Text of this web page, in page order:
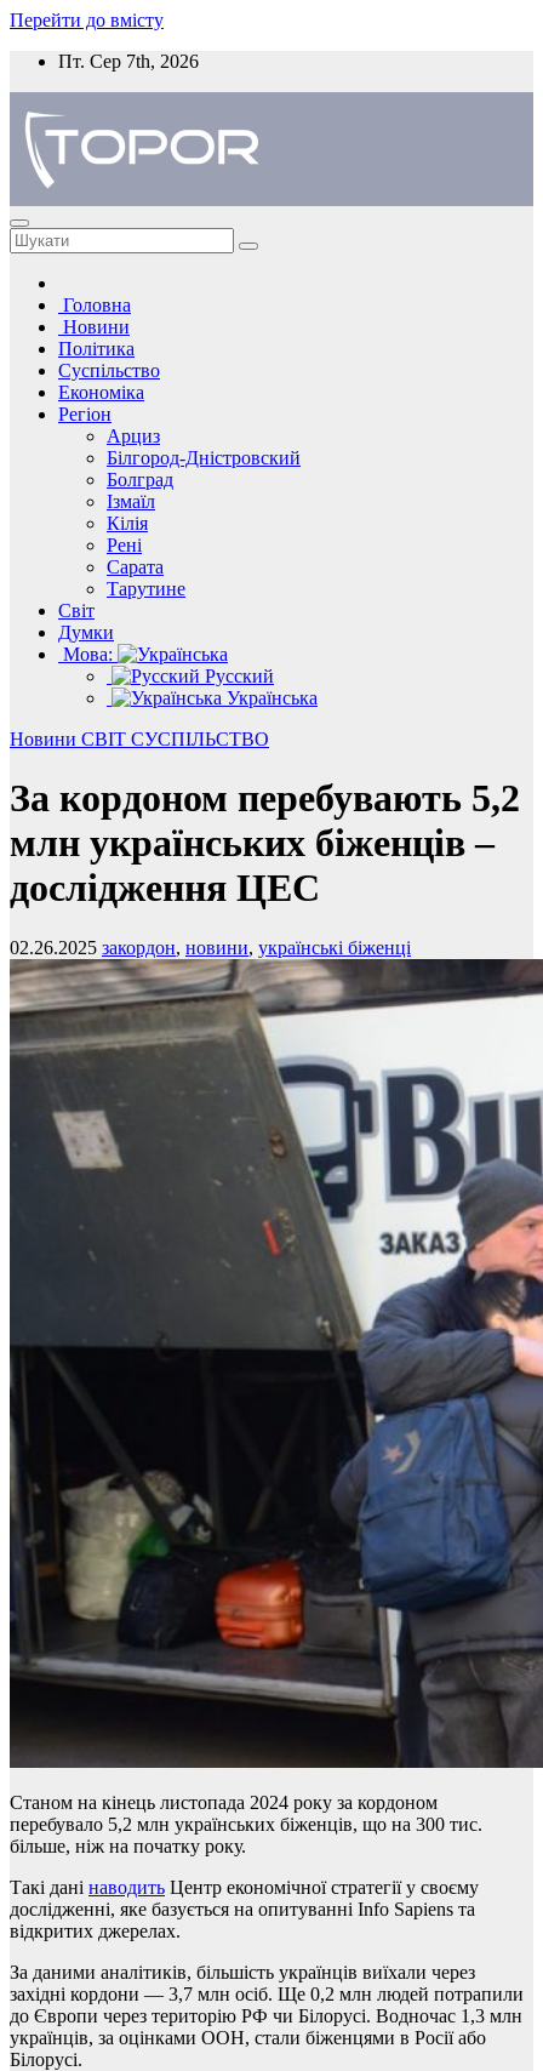
Перейти до вмісту
Пт. Сер 7th, 2026
Головна
Новини
Політика
Суспільство
Економіка
Регіон
Арциз
Білгород-Дністровский
Болград
Ізмаїл
Кілія
Рені
Сарата
Тарутине
Світ
Думки
Мова:
Русский
Українська
Новини СВІТ СУСПІЛЬСТВО
За кордоном перебувають 5,2
млн українських біженців –
дослідження ЦЕС
02.26.2025 закордон, новини, українські біженці
Станом на кінець листопада 2024 року за кордоном
перебувало 5,2 млн українських біженців, що на 300 тис.
більше, ніж на початку року.
Такі дані наводить Центр економічної стратегії у своєму
дослідженні, яке базується на опитуванні Info Sapiens та
відкритих джерелах.
За даними аналітиків, більшість українців виїхали через
західні кордони — 3,7 млн осіб. Ще 0,2 млн людей потрапили
до Європи через територію РФ чи Білорусі. Водночас 1,3 млн
українців, за оцінками ООН, стали біженцями в Росії або
Білорусі.